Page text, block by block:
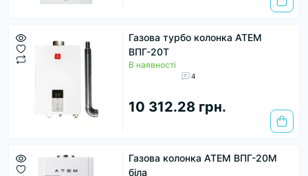
Газова турбо колонка АТЕМ
ВПГ-20Т
В наявності
4
10 312.28 грн.
Газова колонка АТЕМ ВПГ-20М
біла